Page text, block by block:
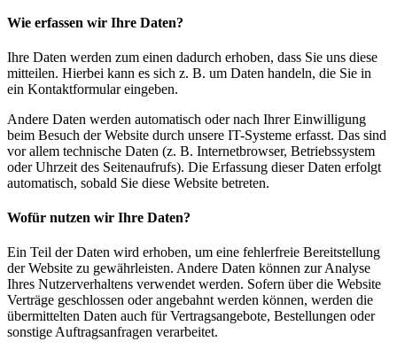
Wie erfassen wir Ihre Daten?
Ihre Daten werden zum einen dadurch erhoben, dass Sie uns diese
mitteilen. Hierbei kann es sich z. B. um Daten handeln, die Sie in
ein Kontaktformular eingeben.
Andere Daten werden automatisch oder nach Ihrer Einwilligung
beim Besuch der Website durch unsere IT-Systeme erfasst. Das sind
vor allem technische Daten (z. B. Internetbrowser, Betriebssystem
oder Uhrzeit des Seitenaufrufs). Die Erfassung dieser Daten erfolgt
automatisch, sobald Sie diese Website betreten.
Wofür nutzen wir Ihre Daten?
Ein Teil der Daten wird erhoben, um eine fehlerfreie Bereitstellung
der Website zu gewährleisten. Andere Daten können zur Analyse
Ihres Nutzerverhaltens verwendet werden. Sofern über die Website
Verträge geschlossen oder angebahnt werden können, werden die
übermittelten Daten auch für Vertragsangebote, Bestellungen oder
sonstige Auftragsanfragen verarbeitet.